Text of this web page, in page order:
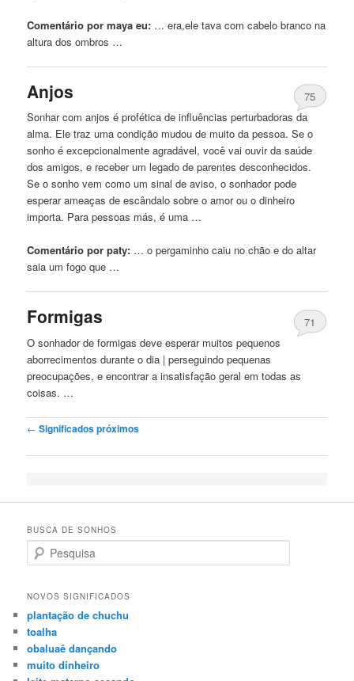
Comentário por maya eu: … era,ele tava comcabelo branco na
altura dos ombros …
Anjos
75
Sonhar com anjos é profética de influências perturbadoras da
alma. Ele traz uma condição mudou de muito da pessoa. Se o
sonho é excepcionalmente agradável, você vai ouvir da saúde
dos amigos, e receber um legado de parentes desconhecidos.
Se o sonho vem como um sinal de aviso, o sonhador pode
esperar ameaças de escândalo sobre o amor ou o dinheiro
importa. Para pessoas más, é uma …
Comentário por paty: … o pergaminho caiu no chão e do altar
saia um fogo que …
Formigas
71
O sonhador de formigas deve esperar muitos pequenos
aborrecimentos durante o dia | perseguindo pequenas
preocupações, e encontrar a insatisfação geral em todas as
coisas. …
Post navigation
← Significados próximos
BUSCA DE SONHOS
Search
NOVOS SIGNIFICADOS
plantação de chuchu
toalha
obaluaê dançando
muito dinheiro